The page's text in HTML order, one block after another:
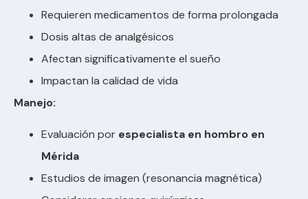
Requieren medicamentos de forma prolongada
Dosis altas de analgésicos
Afectan significativamente el sueño
Impactan la calidad de vida
Manejo:
Evaluación por especialista en hombro en
Mérida
Estudios de imagen (resonancia magnética)